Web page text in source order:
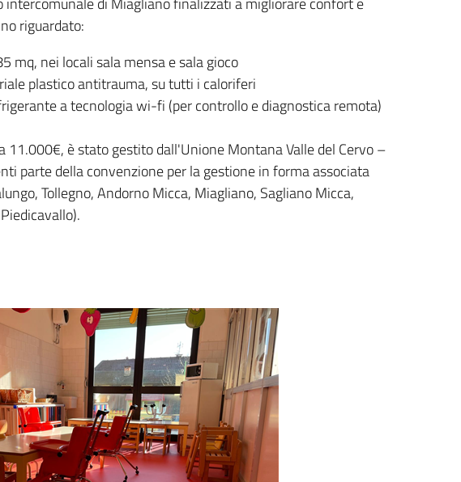
riguardato:
mq, nei locali sala mensa e sala gioco
plastico antitrauma, su tutti i caloriferi
a tecnologia wi-fi (per controllo e diagnostica remota)
11.000€, è stato gestito dall'Unione Montana Valle del Cervo –
parte della convenzione per la gestione in forma associata
Tollegno, Andorno Micca, Miagliano, Sagliano Micca,